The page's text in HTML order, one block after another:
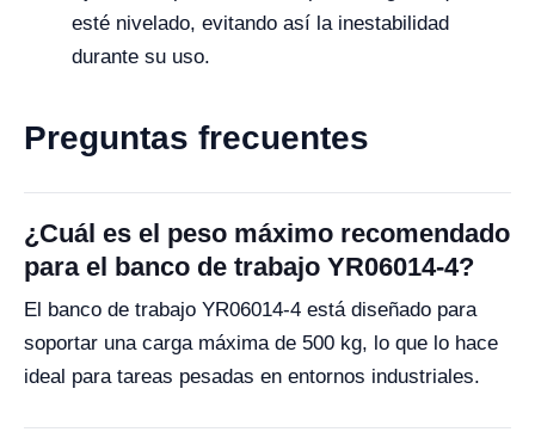
esté nivelado, evitando así la inestabilidad
durante su uso.
Preguntas frecuentes
¿Cuál es el peso máximo recomendado
para el banco de trabajo YR06014-4?
El banco de trabajo YR06014-4 está diseñado para
soportar una carga máxima de 500 kg, lo que lo hace
ideal para tareas pesadas en entornos industriales.